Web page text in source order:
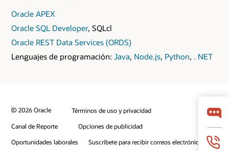
Oracle APEX
Oracle SQL Developer, SQLcl
Oracle REST Data Services (ORDS)
Lenguajes de programación: Java, Node.js, Python, . NET
© 2026 Oracle
Términos de uso y privacidad
Canal de Reporte
Opciones de publicidad
Oportunidades laborales
Suscríbete para recibir correos electrónicos